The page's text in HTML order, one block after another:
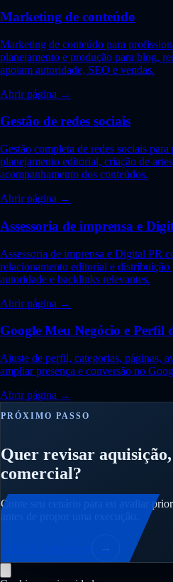
Marketing de conteúdo
Marketing de conteúdo para
planejamento e produção para blog,
apoiam autoridade, SEO e vendas.
Abrir página →
Gestão de redes sociais
Gestão completa de redes sociais
planejamento editorial, criação de
acompanhamento dos conteúdos.
Abrir página →
Assessoria de imprensa e
Assessoria de imprensa e Digital PR
relacionamento editorial e distribuição
autoridade e backlinks relevantes.
Abrir página →
Google Meu Negócio e Perfil
Ajuste de perfil, categorias, páginas,
ampliar presença e conversão no
Abrir página →
PRÓXIMO PASSO
Quer revisar aquisição,
comercial?
Conte seu cenário para eu avaliar